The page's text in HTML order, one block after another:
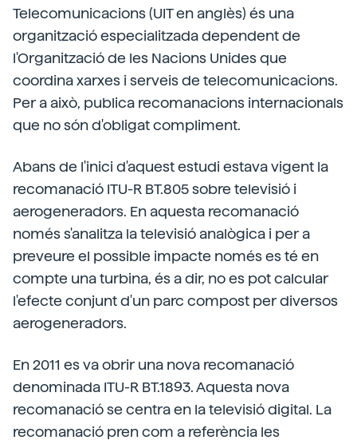
Telecomunicacions (UIT en anglès) és una
organització especialitzada dependent de
l'Organització de les Nacions Unides que
coordina xarxes i serveis de telecomunicacions.
Per a això, publica recomanacions internacionals
que no són d'obligat compliment.
Abans de l'inici d'aquest estudi estava vigent la
recomanació ITU-R BT.805 sobre televisió i
aerogeneradors. En aquesta recomanació
només s'analitza la televisió analògica i per a
preveure el possible impacte només es té en
compte una turbina, és a dir, no es pot calcular
l'efecte conjunt d'un parc compost per diversos
aerogeneradors.
En 2011 es va obrir una nova recomanació
denominada ITU-R BT.1893. Aquesta nova
recomanació se centra en la televisió digital. La
recomanació pren com a referència les